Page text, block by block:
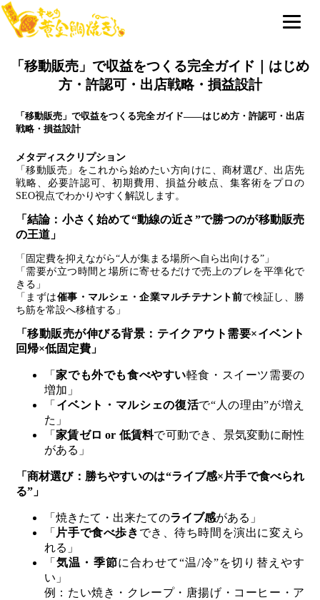
「移動販売」で収益をつくる完全ガイド｜はじめ
方・許認可・出店戦略・損益設計
「移動販売」で収益をつくる完全ガイド――はじめ方・許認可・出店
戦略・損益設計
メタディスクリプション
「移動販売」をこれから始めたい方向けに、商材選び、出店先
戦略、必要許認可、初期費用、損益分岐点、集客術をプロの
SEO視点でわかりやすく解説します。
「結論：小さく始めて“動線の近さ”で勝つのが移動販売
の王道」
「固定費を抑えながら“人が集まる場所へ自ら出向ける”」
「需要が立つ時間と場所に寄せるだけで売上のブレを平準化で
きる」
「まずは催事・マルシェ・企業マルチテナント前で検証し、勝
ち筋を常設へ移植する」
「移動販売が伸びる背景：テイクアウト需要×イベント
回帰×低固定費」
「家でも外でも食べやすい軽食・スイーツ需要の
増加」
「 イベント・マルシェの復活で“人の理由”が増え
た」
「家賃ゼロ or 低賃料で可動でき、景気変動に耐性
がある」
「商材選び：勝ちやすいのは“ライブ感×片手で食べられ
る”」
「焼きたて・出来たてのライブ感がある」
「 片手で食べ歩き でき、待ち時間を演出に変えら
れる」
「気温・季節に合わせて“温/冷”を切り替えやす
い」
例：たい焼き・クレープ・唐揚げ・コーヒー・ア